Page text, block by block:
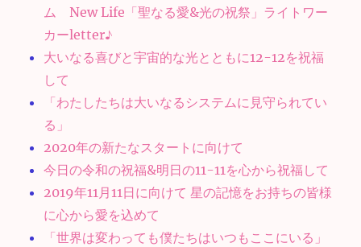
ム New Life「聖なる愛&光の祝祭」ライトワー
カーletter♪
大いなる喜びと宇宙的な光とともに12-12を祝福
して
「わたしたちは大いなるシステムに見守られてい
る」
2020年の新たなスタートに向けて
今日の令和の祝福&明日の11-11を心から祝福して
2019年11月11日に向けて 星の記憶をお持ちの皆様
に心から愛を込めて
「世界は変わっても僕たちはいつもここにいる」